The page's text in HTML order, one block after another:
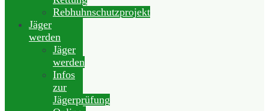
Rebhuhnschutzprojekt
Jäger
werden
Jäger
werden
Infos
zur
Jägerprüfung